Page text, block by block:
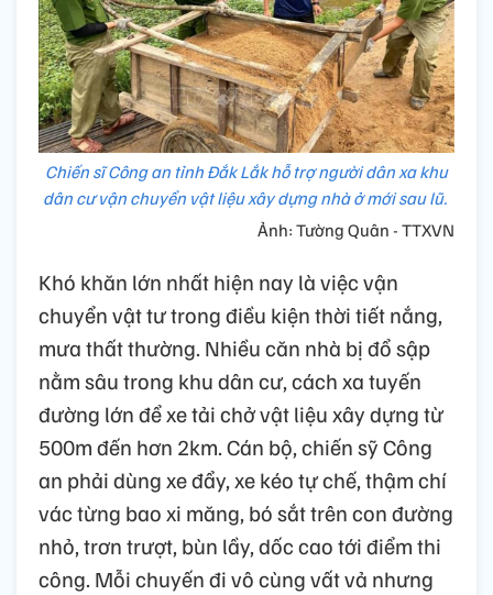
Chiến sĩ Công an tỉnh Đắk Lắk hỗ trợ người dân xa khu
dân cư vận chuyển vật liệu xây dựng nhà ở mới sau lũ.
Ảnh: Tường Quân - TTXVN
Khó khăn lớn nhất hiện nay là việc vận
chuyển vật tư trong điều kiện thời tiết nắng,
mưa thất thường. Nhiều căn nhà bị đổ sập
nằm sâu trong khu dân cư, cách xa tuyến
đường lớn để xe tải chở vật liệu xây dựng từ
500m đến hơn 2km. Cán bộ, chiến sỹ Công
an phải dùng xe đẩy, xe kéo tự chế, thậm chí
vác từng bao xi măng, bó sắt trên con đường
nhỏ, trơn trượt, bùn lầy, dốc cao tới điểm thi
công. Mỗi chuyến đi vô cùng vất vả nhưng